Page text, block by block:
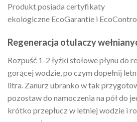
Produkt posiada certyfikaty
ekologiczne EcoGarantie i
Regeneracja otulaczy
Rozpuść 1-2 łyżki stołowe płynu do
gorącej wodzie, po czym dopełnij
litra. Zanurz ubranko w tak
pozostaw do namoczenia na pół do
krótko przepłucz w letniej wodzie i